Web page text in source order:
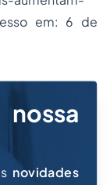
em: 6 de
novidades